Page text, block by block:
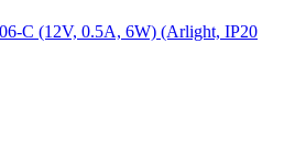
C (12V, 0.5A, 6W) (Arlight, IP20